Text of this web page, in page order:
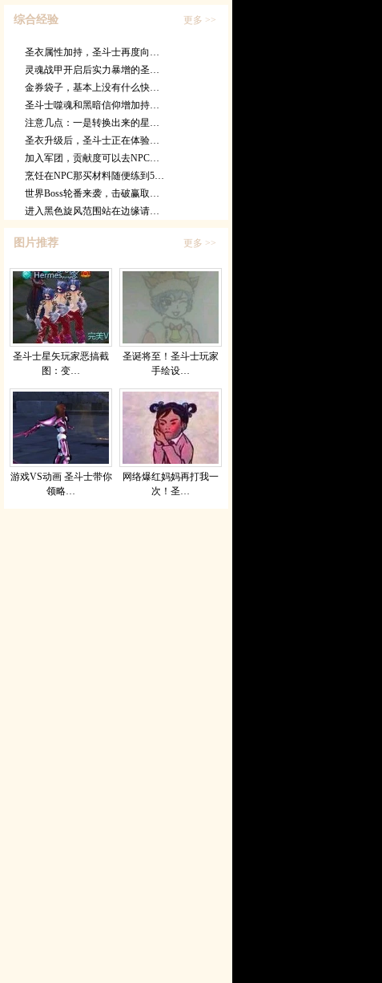
综合经验
圣衣属性加持，圣斗士再度向…
灵魂战甲开启后实力暴增的圣…
金券袋子，基本上没有什么快…
圣斗士噬魂和黑暗信仰增加持…
注意几点：一是转换出来的星…
圣衣升级后，圣斗士正在体验…
加入军团，贡献度可以去NPC…
烹饪在NPC那买材料随便练到5…
世界Boss轮番来袭，击破赢取…
进入黑色旋风范围站在边缘请…
更多 >>
图片推荐
圣斗士星矢玩家恶搞截
图：变…
圣诞将至！圣斗士玩家
手绘设…
游戏VS动画 圣斗士带你
领略…
网络爆红妈妈再打我一
次！圣…
更多 >>